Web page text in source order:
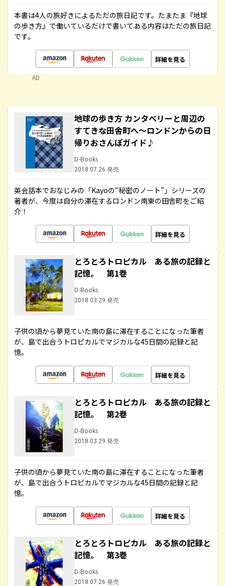
本書は4人の旅好きによるただの旅日記です。たまたま『地球
の歩き方』で働いているだけで書いてある内容はただの旅日記
です。
詳細を見る
AD
地球の歩き方 カンタベリーと周辺の
すてきな田舎町へ～ロンドンからの日
帰りおさんぽガイド♪
D-Books
2018.07.26 発売
英会話本でおなじみの「Kayoの“秘密のノート”」シリーズの
著者が、今度は自分の滞在するロンドン南東の田舎町をご紹
介！
詳細を見る
とろとろトロピカル ある旅の記録と
記憶。 第1巻
D-Books
2018.03.29 発売
子供の頃から夢見ていた南の島に滞在することになった筆者
が、島で出合うトロピカルでマジカルな45日間の記録と記
憶。
詳細を見る
とろとろトロピカル ある旅の記録と
記憶。 第2巻
D-Books
2018.03.29 発売
子供の頃から夢見ていた南の島に滞在することになった筆者
が、島で出合うトロピカルでマジカルな45日間の記録と記
憶。
詳細を見る
とろとろトロピカル ある旅の記録と
記憶。 第3巻
D-Books
2018.07.26 発売